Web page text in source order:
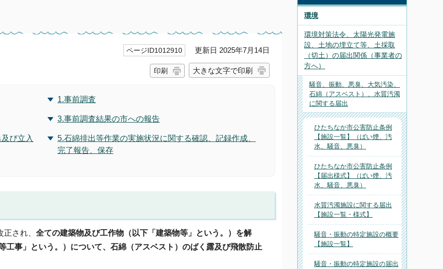
ページID1012910 更新日 2025年7月14日
印刷 大きな文字で印刷
1.事前調査
3.事前調査結果の市への報告
び立入
5.石綿排出等作業の実施状況に関する確認、記録作成、
完了報告、保存
され、 全ての建築物及び工作物（以下「建築物等」という。）を解
工事」という。）について、石綿（アスベスト）のばく露及び飛散防止
環境
環境対策法令、太陽光発電施
設、土地の埋立て等、土採取
（切土）の届出関係（事業者の
方へ）
騒音、振動、悪臭、大気汚染、
石綿（アスベスト）、水質汚濁
に関する届出
ひたちなか市公害防止条例
【施設一覧】（ばい煙、汚
水、騒音、悪臭）
ひたちなか市公害防止条例
【届出様式】（ばい煙、汚
水、騒音、悪臭）
水質汚濁施設に関する届出
【施設一覧・様式】
騒音・振動の特定施設の概要
【施設一覧】
騒音・振動の特定施設の届出